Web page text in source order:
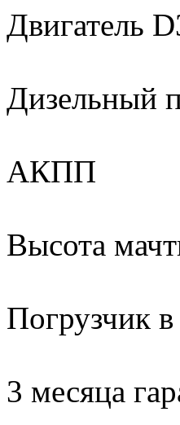
Двигатель
Дизельный
АКПП
Высота
Погрузчик
3 месяца